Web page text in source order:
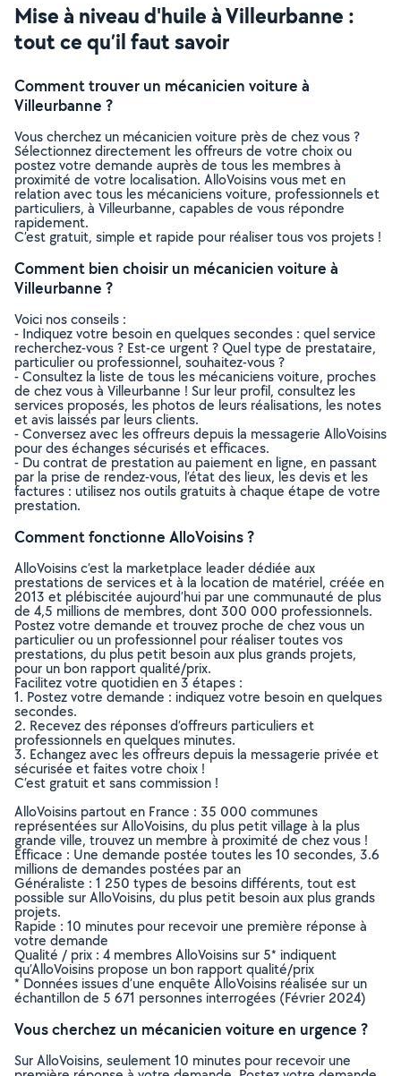
Mise à niveau d'huile à Villeurbanne :
tout ce qu’il faut savoir
Comment trouver un mécanicien voiture à
Villeurbanne ?
Vous cherchez un mécanicien voiture près de chez vous ?
Sélectionnez directement les offreurs de votre choix ou
postez votre demande auprès de tous les membres à
proximité de votre localisation. AlloVoisins vous met en
relation avec tous les mécaniciens voiture, professionnels et
particuliers, à Villeurbanne, capables de vous répondre
rapidement.
C’est gratuit, simple et rapide pour réaliser tous vos projets !
Comment bien choisir un mécanicien voiture à
Villeurbanne ?
Voici nos conseils :
- Indiquez votre besoin en quelques secondes : quel service
recherchez-vous ? Est-ce urgent ? Quel type de prestataire,
particulier ou professionnel, souhaitez-vous ?
- Consultez la liste de tous les mécaniciens voiture, proches
de chez vous à Villeurbanne ! Sur leur profil, consultez les
services proposés, les photos de leurs réalisations, les notes
et avis laissés par leurs clients.
- Conversez avec les offreurs depuis la messagerie AlloVoisins
pour des échanges sécurisés et efficaces.
- Du contrat de prestation au paiement en ligne, en passant
par la prise de rendez-vous, l’état des lieux, les devis et les
factures : utilisez nos outils gratuits à chaque étape de votre
prestation.
Comment fonctionne AlloVoisins ?
AlloVoisins c’est la marketplace leader dédiée aux
prestations de services et à la location de matériel, créée en
2013 et plébiscitée aujourd’hui par une communauté de plus
de 4,5 millions de membres, dont 300 000 professionnels.
Postez votre demande et trouvez proche de chez vous un
particulier ou un professionnel pour réaliser toutes vos
prestations, du plus petit besoin aux plus grands projets,
pour un bon rapport qualité/prix.
Facilitez votre quotidien en 3 étapes :
1. Postez votre demande : indiquez votre besoin en quelques
secondes.
2. Recevez des réponses d’offreurs particuliers et
professionnels en quelques minutes.
3. Echangez avec les offreurs depuis la messagerie privée et
sécurisée et faites votre choix !
C’est gratuit et sans commission !
AlloVoisins partout en France : 35 000 communes
représentées sur AlloVoisins, du plus petit village à la plus
grande ville, trouvez un membre à proximité de chez vous !
Efficace : Une demande postée toutes les 10 secondes, 3.6
millions de demandes postées par an
Généraliste : 1 250 types de besoins différents, tout est
possible sur AlloVoisins, du plus petit besoin aux plus grands
projets.
Rapide : 10 minutes pour recevoir une première réponse à
votre demande
Qualité / prix : 4 membres AlloVoisins sur 5* indiquent
qu’AlloVoisins propose un bon rapport qualité/prix
* Données issues d’une enquête AlloVoisins réalisée sur un
échantillon de 5 671 personnes interrogées (Février 2024)
Vous cherchez un mécanicien voiture en urgence ?
Sur AlloVoisins, seulement 10 minutes pour recevoir une